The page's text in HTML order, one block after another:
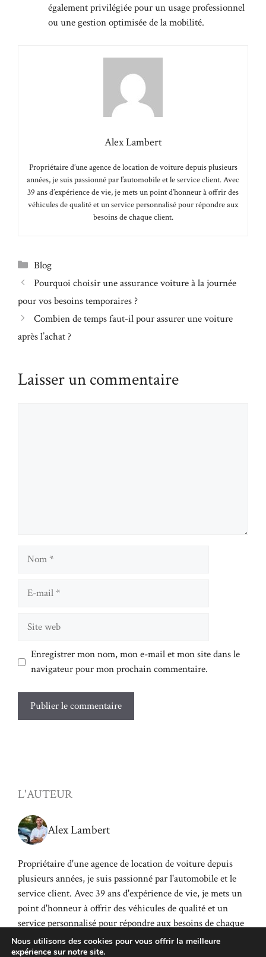
également privilégiée pour un usage professionnel
ou une gestion optimisée de la mobilité.
Alex Lambert
Propriétaire d’une agence de location de voiture depuis plusieurs
années, je suis passionné par l’automobile et le service client. Avec
39 ans d’expérience de vie, je mets un point d’honneur à offrir des
véhicules de qualité et un service personnalisé pour répondre aux
besoins de chaque client.
Catégories
Blog
Pourquoi choisir une assurance voiture à la journée
pour vos besoins temporaires ?
Combien de temps faut-il pour assurer une voiture
après l’achat ?
Laisser un commentaire
Enregistrer mon nom, mon e-mail et mon site dans le
navigateur pour mon prochain commentaire.
L'AUTEUR
Alex Lambert
Propriétaire d'une agence de location de voiture depuis
plusieurs années, je suis passionné par l'automobile et le
service client. Avec 39 ans d'expérience de vie, je mets un
point d'honneur à offrir des véhicules de qualité et un
service personnalisé pour répondre aux besoins de chaque
client.
Nous utilisons des cookies pour vous offrir la meilleure
expérience sur notre site.